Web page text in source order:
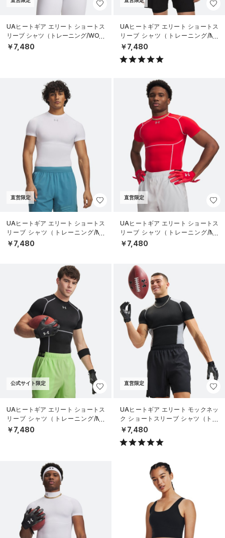
UAヒートギア エリート ショートス
リーブ シャツ（トレーニング/WOM
EN）
￥7,480
UAヒートギア エリート ショートス
リーブ シャツ（トレーニング/ME
N）
￥7,480
直営限定
UAヒートギア エリート ショートス
リーブ シャツ（トレーニング/ME
N）
￥7,480
直営限定
UAヒートギア エリート ショートス
リーブ シャツ（トレーニング/ME
N）
￥7,480
公式サイト限定
UAヒートギア エリート ショートス
リーブ シャツ（トレーニング/ME
N）
￥7,480
直営限定
UAヒートギア エリート モックネッ
ク ショートスリーブ シャツ（トレ
ーニング/MEN）
￥7,480